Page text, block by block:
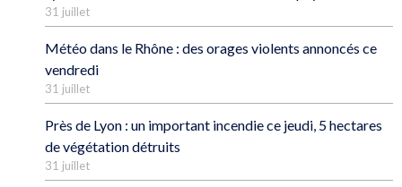
31 juillet
Météo dans le Rhône : des orages violents annoncés ce
vendredi
31 juillet
Près de Lyon : un important incendie ce jeudi, 5 hectares
de végétation détruits
31 juillet